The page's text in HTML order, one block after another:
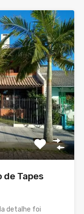
de Tapes
detalhe foi